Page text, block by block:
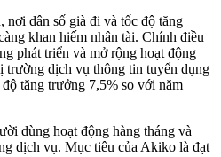
nơi dân số già đi và tốc độ tăng
khan hiếm nhân tài. Chính điều
phát triển và mở rộng hoạt động
trường dịch vụ thông tin tuyển dụng
tăng trưởng 7,5% so với năm
dùng hoạt động hàng tháng và
dịch vụ. Mục tiêu của Akiko là đạt